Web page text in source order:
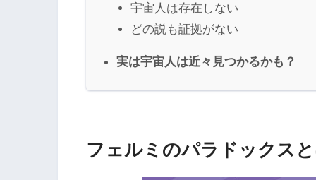
宇宙人は存在しない
どの説も証拠がない
実は宇宙人は近々見つかるかも？
フェルミのパラドックス